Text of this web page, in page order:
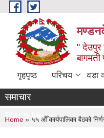
Skip to main content
" देउपुर
गृहपृष्ठ परिचय वडा
समाचार
Flash News
You are here
Home » ५५ औँ कार्यपालिका बैठको